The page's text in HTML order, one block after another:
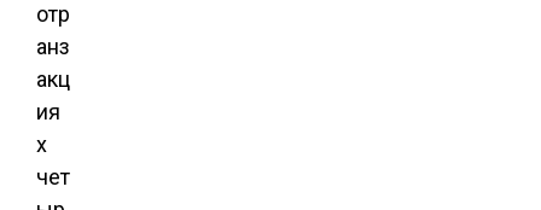
отр
анз
акц
ия
х
чет